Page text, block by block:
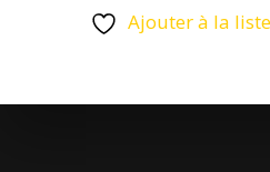
Ajouter à la